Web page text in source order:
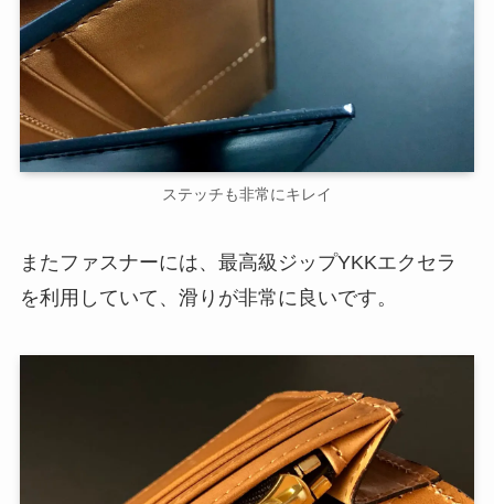
ステッチも非常にキレイ
またファスナーには、最高級ジップYKKエクセラ
を利用していて、滑りが非常に良いです。